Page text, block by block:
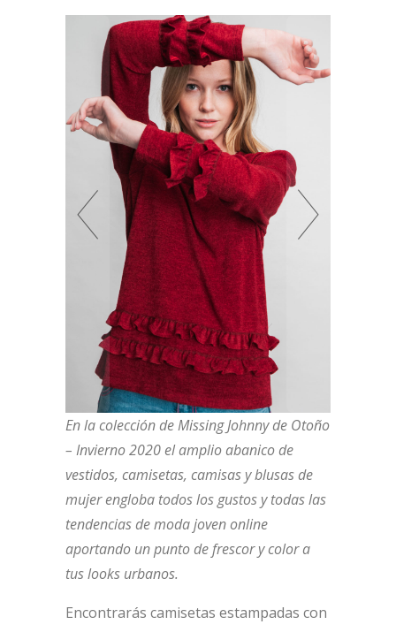
En la colección de Missing Johnny de Otoño
– Invierno 2020 el amplio abanico de
vestidos, camisetas, camisas y blusas de
mujer engloba todos los gustos y todas las
tendencias de moda joven online
aportando un punto de frescor y color a
tus looks urbanos.
Encontrarás camisetas estampadas con